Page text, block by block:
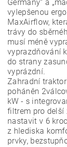
Germany“ a
vylepšenou
MaxAirflow,
trávy do
musí méně
vyprazdňování
do strany
vyprázdní.
Zahradní
poháněn
kW - s
filtrem pro delší
nastavit v 6
z hlediska
prvky,